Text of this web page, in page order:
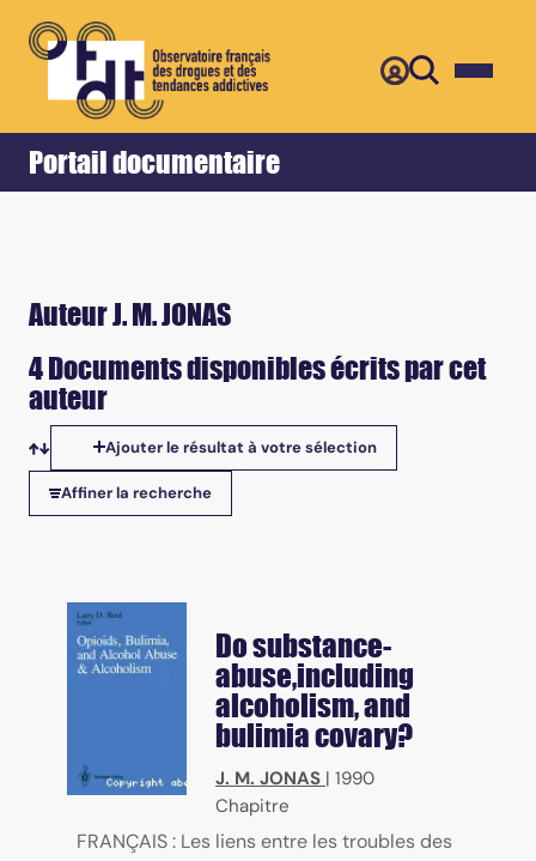
Portail documentaire
Accueil Retour
Auteur J. M. JONAS
4 Documents disponibles écrits par cet
auteur
Tris disponibles
Ajouter le résultat à votre sélection
Affiner la recherche
Do substance-
abuse,including
alcoholism, and
bulimia covary?
J. M. JONAS | 1990
Chapitre
FRANÇAIS : Les liens entre les troubles des